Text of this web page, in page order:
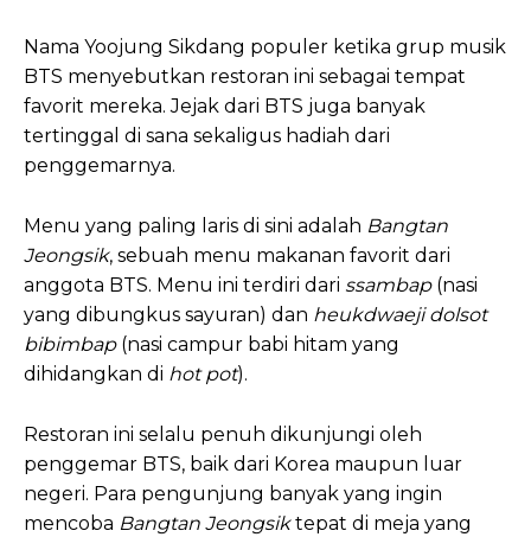
Nama Yoojung Sikdang populer ketika grup musik
BTS menyebutkan restoran ini sebagai tempat
favorit mereka. Jejak dari BTS juga banyak
tertinggal di sana sekaligus hadiah dari
penggemarnya.
Menu yang paling laris di sini adalah Bangtan
Jeongsik, sebuah menu makanan favorit dari
anggota BTS. Menu ini terdiri dari ssambap(nasi
yang dibungkus sayuran) dan heukdwaeji dolsot
bibimbap(nasi campur babi hitam yang
dihidangkan di hot pot).
Restoran ini selalu penuh dikunjungi oleh
penggemar BTS, baik dari Korea maupun luar
negeri. Para pengunjung banyak yang ingin
mencoba Bangtan Jeongsiktepat di meja yang